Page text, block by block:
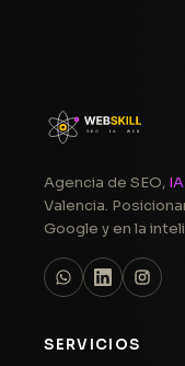
Agencia de SEO, IA
Valencia.
Google y en la
SERVICIOS